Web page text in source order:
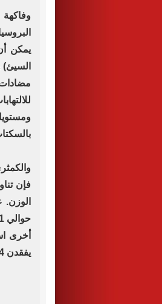
فإن
يفقدن 0.84 كجم في المتوسط في ثلاثة أسابيع.